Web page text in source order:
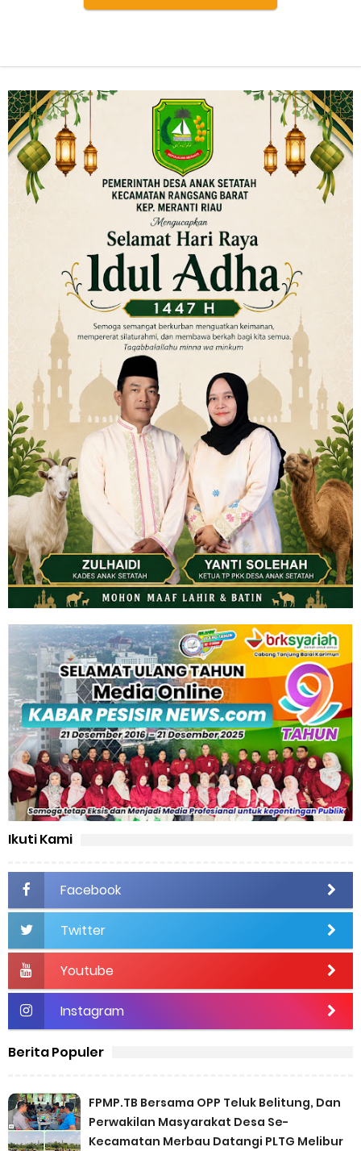
Ikuti Kami
Facebook
Twitter
Youtube
Instagram
Berita Populer
FPMP.TB Bersama OPP Teluk Belitung, Dan
Perwakilan Masyarakat Desa Se-
Kecamatan Merbau Datangi PLTG Melibur